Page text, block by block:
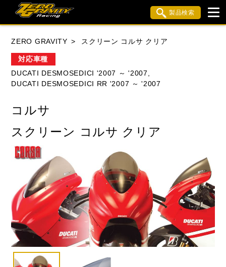
製品検索
KAWASAKI
DUCATI MV AGUSTA TRIUMPH
閉じる
ZERO GRAVITY スクリーン コルサ クリア
対応車種
DUCATI DESMOSEDICI '2007 ～ '2007,
DUCATI DESMOSEDICI RR '2007 ～ '2007
コルサ
スクリーン コルサ クリア